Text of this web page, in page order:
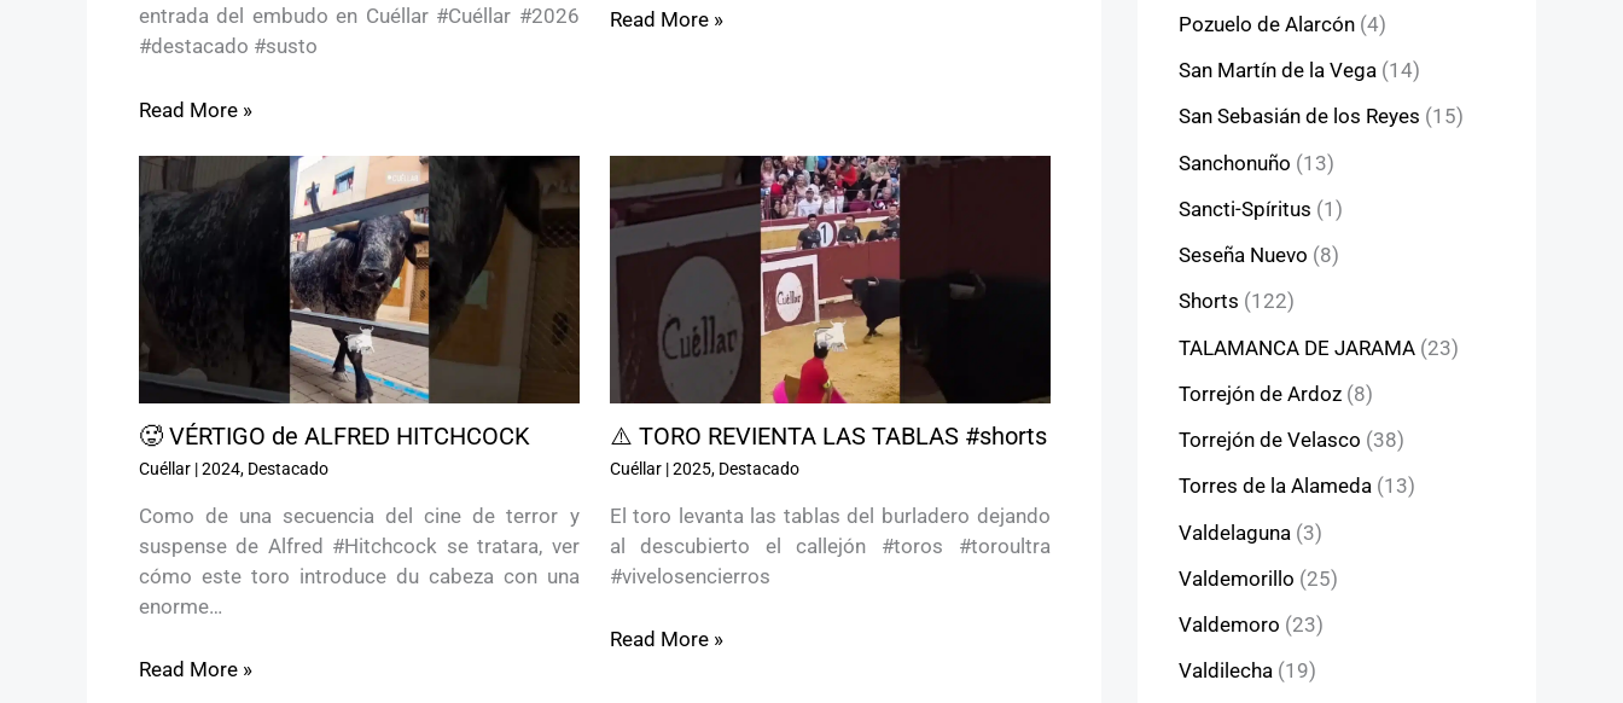
entrada del embudo en Cuéllar #Cuéllar #2026
#destacado #susto
Read More »
Read More »
🥵 VÉRTIGO de ALFRED HITCHCOCK
Cuéllar|2024, Destacado
Como de una secuencia del cine de terror y
suspense de Alfred #Hitchcock se tratara, ver
cómo este toro introduce du cabeza con una
enorme…
Read More »
⚠️ TORO REVIENTA LAS TABLAS #shorts
Cuéllar|2025, Destacado
El toro levanta las tablas del burladero dejando
al descubierto el callejón #toros #toroultra
#vivelosencierros
Read More »
Pozuelo de Alarcón (4)
San Martín de la Vega (14)
San Sebasián de los Reyes (15)
Sanchonuño (13)
Sancti-Spíritus (1)
Seseña Nuevo (8)
Shorts (122)
TALAMANCA DE JARAMA (23)
Torrejón de Ardoz (8)
Torrejón de Velasco (38)
Torres de la Alameda (13)
Valdelaguna (3)
Valdemorillo (25)
Valdemoro (23)
Valdilecha (19)